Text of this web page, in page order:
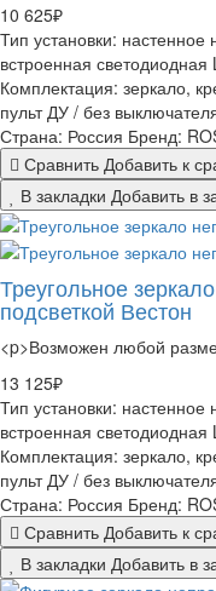
10 625₽
Тип установки: настенное
встроенная светодиодная
Комплектация: зеркало,
пульт ДУ / без
Страна: Россия Бренд:
Сравнить Добавить к
В закладки Добавить в
Треугольное
подсветкой Вестон
<p>Возможен любой
13 125₽
Тип установки: настенное
встроенная светодиодная
Комплектация: зеркало,
пульт ДУ / без
Страна: Россия Бренд:
Сравнить Добавить к
В закладки Добавить в